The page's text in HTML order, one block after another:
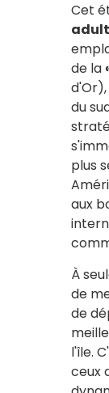
Cet
de la
du
plus
aux
À
de
de
l'île.
ceux